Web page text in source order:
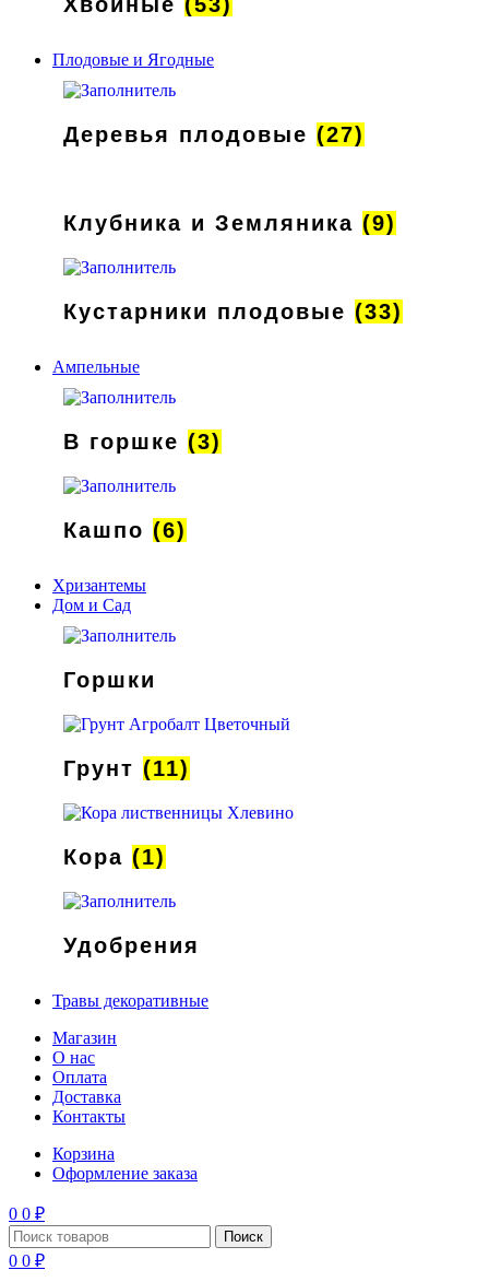
Плодовые и Ягодные
Деревья плодовые (27)
Клубника и Земляника (9)
Кустарники плодовые (33)
Ампельные
В горшке (3)
Кашпо (6)
Хризантемы
Дом и Сад
Горшки
Грунт (11)
Кора (1)
Удобрения
Травы декоративные
Магазин
О нас
Оплата
Доставка
Контакты
Корзина
Оформление заказа
0 0 ₽
Поиск
0 0 ₽